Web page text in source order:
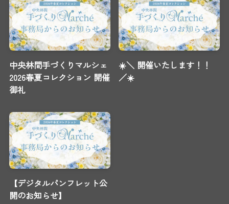
中央林間手づくりマルシェ
2026春夏コレクション 開催
御礼
☀️＼ 開催いたします！！
／☀️
【デジタルパンフレット公
開のお知らせ】